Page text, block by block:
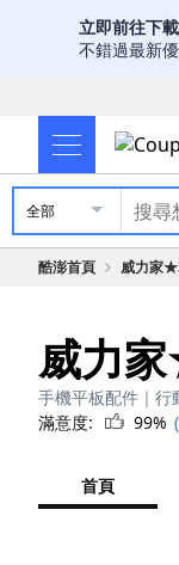
立即前往下
不錯過最新
全部
酷澎首頁 威力家
威力
手機平板配件｜行
滿意度:
99%
首頁